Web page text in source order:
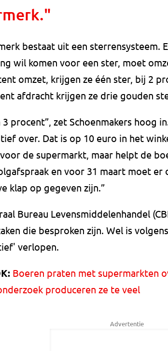
bestaat uit een sterrensysteem.
wil komen voor een ster, moet
omzet, krijgen ze één ster, bij 2
afdracht krijgen ze drie gouden
3 procent”, zet Schoenmakers hoog
over. Dat is op 10 euro in het
de supermarkt, maar helpt de
en voor 31 maart moet er
klap op gegeven zijn.”
Bureau Levensmiddelenhandel
die besproken zijn. Wel is
verlopen.
Boeren praten met supermarkten
produceren ze te veel
Advertentie